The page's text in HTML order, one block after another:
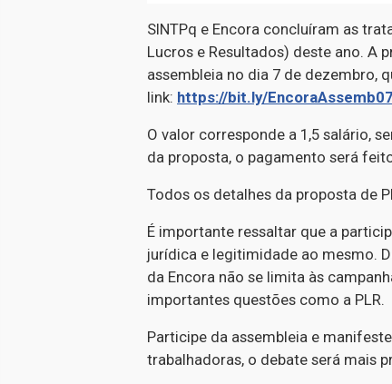
SINTPq e Encora concluíram as
Lucros e Resultados) deste ano. A
assembleia no dia 7 de dezembro,
link: https://bit.ly/
O valor corresponde a 1,5 salário,
da proposta, o pagamento será
Todos os detalhes da proposta de
É importante ressaltar que a
jurídica e legitimidade ao mesmo.
da Encora não se limita às
importantes questões como a PLR.
Participe da assembleia e
trabalhadoras, o debate será mais